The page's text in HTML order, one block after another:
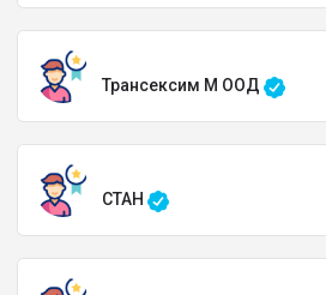
Трансексим М ООД
СТАН